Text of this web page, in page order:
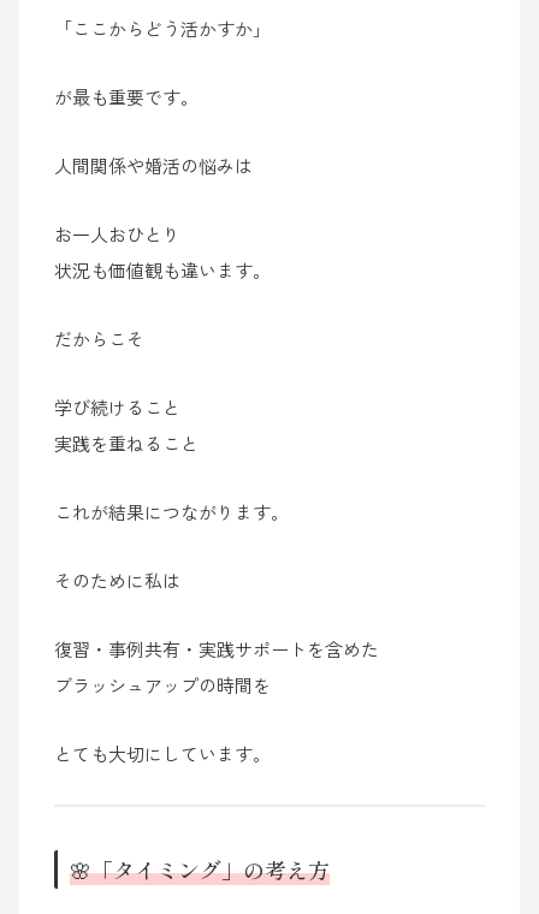
「ここからどう活かすか」
が最も重要です。
人間関係や婚活の悩みは
お一人おひとり
状況も価値観も違います。
だからこそ
学び続けること
実践を重ねること
これが結果につながります。
そのために私は
復習・事例共有・実践サポートを含めた
ブラッシュアップの時間を
とても大切にしています。
🌸「タイミング」の考え方